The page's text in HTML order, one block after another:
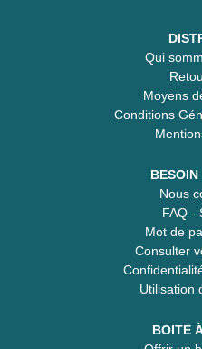
Qui
Moyens
Conditions
Nous
FAQ -
Mot de
Consulter
Utilisation
BOITE